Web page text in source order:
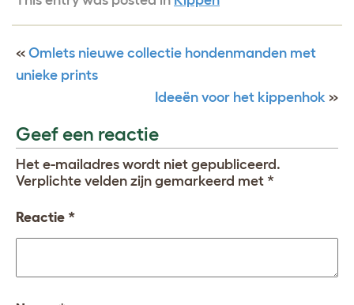
« Omlets nieuwe collectie hondenmanden met
unieke prints
Ideeën voor het kippenhok »
Geef een reactie
Het e-mailadres wordt niet gepubliceerd.
Verplichte velden zijn gemarkeerd met *
Reactie *